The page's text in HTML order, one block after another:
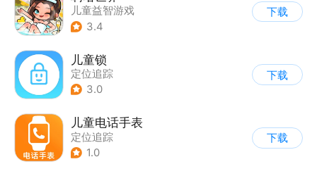
儿童益智游戏
3.4
下载
儿童锁
定位追踪
3.0
下载
儿童电话手表
定位追踪
1.0
下载